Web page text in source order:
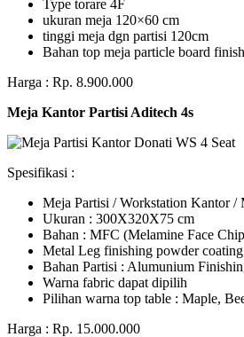
Type torare 4F
ukuran meja 120×60 cm
tinggi meja dgn partisi 120cm
Bahan top meja particle board
Harga : Rp. 8.900.000
Meja Kantor Partisi Aditech 4s
Spesifikasi :
Meja Partisi / Workstation Kantor
Ukuran : 300X320X75 cm
Bahan : MFC (Melamine Face
Metal Leg finishing powder coating
Bahan Partisi : Alumunium
Warna fabric dapat dipilih
Pilihan warna top table : Maple,
Harga : Rp. 15.000.000